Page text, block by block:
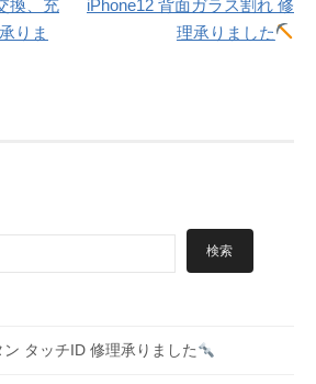
換、充
りま
iPhone12 背面ガラス割れ 修
理承りました
検索
タッチID 修理承りました